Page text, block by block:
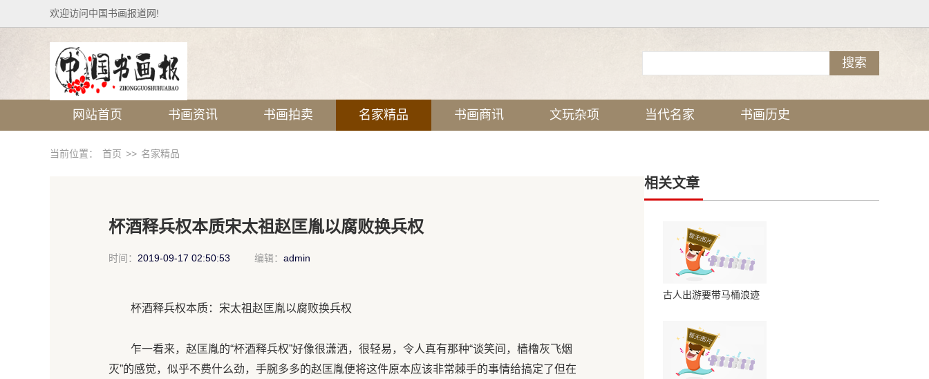
欢迎访问中国书画报道网!
网站首页 书画资讯 书画拍卖 名家精品 书画商讯 文玩杂项 当代名家 书画历史
当前位置： 首页 >> 名家精品
杯酒释兵权本质宋太祖赵匡胤以腐败换兵权
时间： 2019-09-17 02:50:53 编辑： admin
杯酒释兵权本质：宋太祖赵匡胤以腐败换兵权
乍一看来，赵匡胤的“杯酒释兵权”好像很潇洒，很轻易，令人真有那种“谈笑间，樯橹灰飞烟
灭”的感觉，似乎不费什么劲，手腕多多的赵匡胤便将这件原本应该非常棘手的事情给搞定了但在
相关文章
古人出游要带马桶浪迹